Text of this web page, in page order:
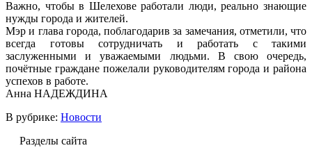
Важно, чтобы в Шелехове работали люди, реально знающие
нужды города и жителей.
Mэр и глава города, поблагодарив за замечания, отметили, что
всегда готовы сотрудничать и работать с такими
заслуженными и уважаемыми людьми. В свою очередь,
почётные граждане пожелали руководителям города и района
успехов в работе.
Анна НАДЕЖДИНА
В рубрике: Новости
Разделы сайта